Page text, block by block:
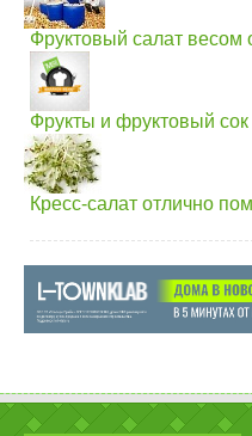
Фруктовый салат весом
Фрукты и фруктовый
Кресс-салат отлично